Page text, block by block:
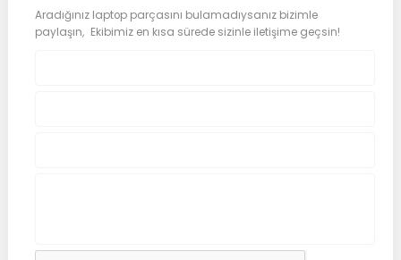
Aradığınız laptop parçasını bulamadıysanız bizimle
paylaşın, Ekibimiz en kısa sürede sizinle iletişime geçsin!